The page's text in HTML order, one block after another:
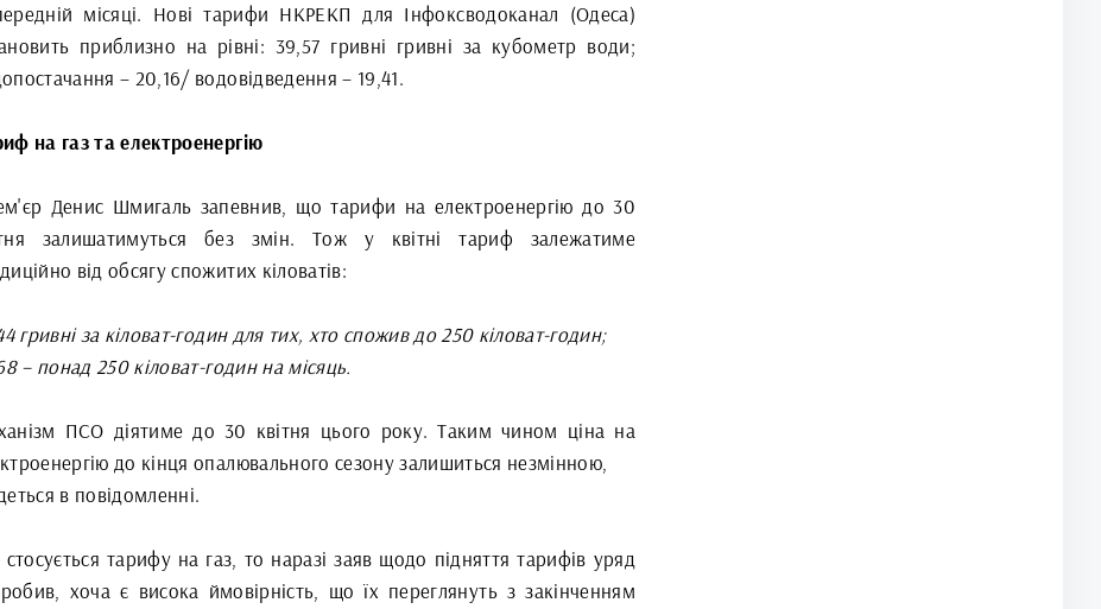
місяці. Нові тарифи НКРЕКП для Інфоксводоканал (Одеса)
приблизно на рівні: 39,57 гривні гривні за кубометр води;
– 20,16/ водовідведення – 19,41.
на газ та електроенергію
Денис Шмигаль запевнив, що тарифи на електроенергію до 30
залишатимуться без змін. Тож у квітні тариф залежатиме
від обсягу спожитих кіловатів:
гривні за кіловат-годин для тих, хто спожив до 250 кіловат-годин;
– понад 250 кіловат-годин на місяць.
ПСО діятиме до 30 квітня цього року. Таким чином ціна на
до кінця опалювального сезону залишиться незмінною,
в повідомленні.
тарифу на газ, то наразі заяв щодо підняття тарифів уряд
хоча є висока ймовірність, що їх переглянуть з закінченням